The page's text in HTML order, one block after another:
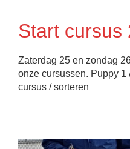
Start cursus
Zaterdag 25 en zondag
onze cursussen. Puppy 1
cursus / sorteren